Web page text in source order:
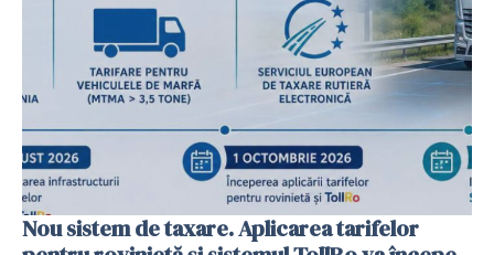
Nou sistem de taxare. Aplicarea tarifelor